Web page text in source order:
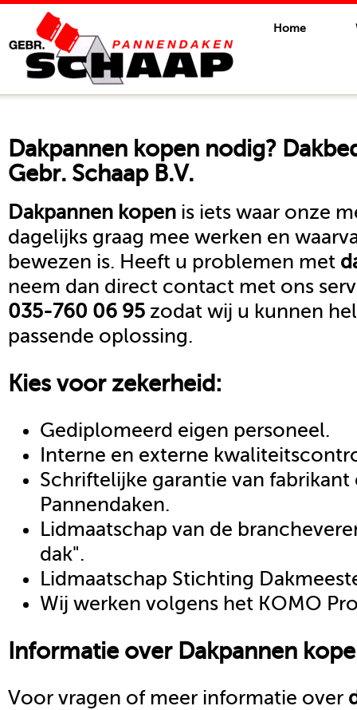
Home
Dakpannen kopen nodig?
Gebr. Schaap B.V.
Dakpannen kopen is iets waar onze
dagelijks graag mee werken en
bewezen is. Heeft u problemen met
neem dan direct contact met ons
035-760 06 95 zodat wij u kunnen
passende oplossing.
Kies voor zekerheid:
Gediplomeerd eigen personeel.
Interne en externe
Schriftelijke garantie van fabrikant
Pannendaken.
Lidmaatschap van de
dak".
Lidmaatschap Stichting
Wij werken volgens het KOMO
Informatie over Dakpannen
Voor vragen of meer informatie over